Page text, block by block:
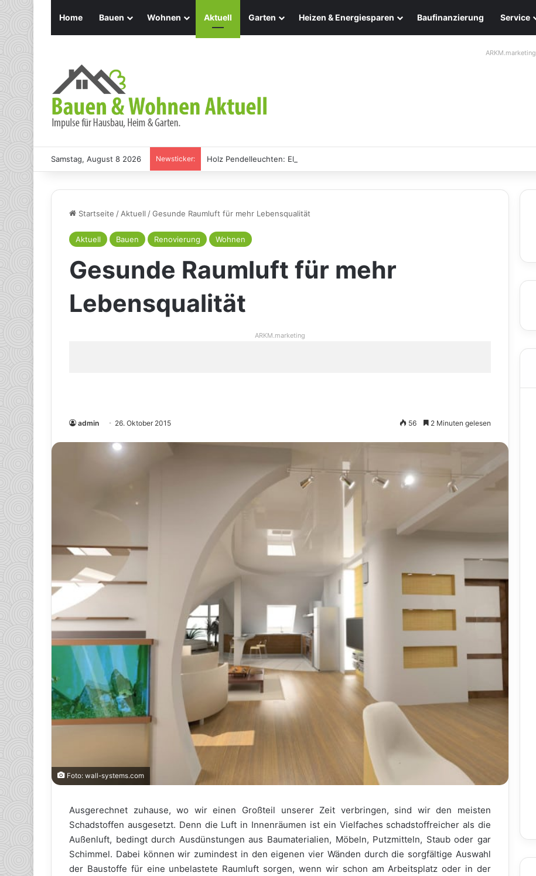
Home Bauen Wohnen Aktuell Garten Heizen & Energiesparen Baufinanzierung Service
ARKM.marketing
Samstag, August 8 2026 Newsticker: Holz Pendelleuchten: Eleganz und Nachhaltigkeit für Ihr Zuhause
Startseite /Aktuell /Gesunde Raumluft für mehr Lebensqualität
Aktuell Bauen Renovierung Wohnen
Gesunde Raumluft für mehr
Lebensqualität
ARKM.marketing
admin 26. Oktober 2015 56 2 Minuten gelesen
Foto: wall-systems.com
Ausgerechnet zuhause, wo wir einen Großteil unserer Zeit verbringen, sind wir den meisten
Schadstoffen ausgesetzt. Denn die Luft in Innenräumen ist ein Vielfaches schadstoffreicher als die
Außenluft, bedingt durch Ausdünstungen aus Baumaterialien, Möbeln, Putzmitteln, Staub oder gar
Schimmel. Dabei können wir zumindest in den eigenen vier Wänden durch die sorgfältige Auswahl
der Baustoffe für eine unbelastete Raumluft sorgen, wenn wir schon am Arbeitsplatz oder in der